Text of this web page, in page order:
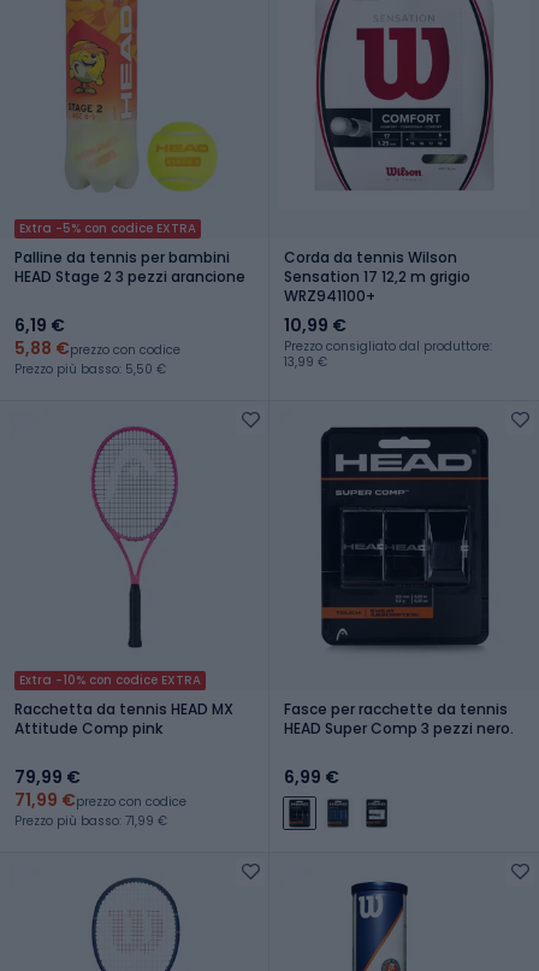
Extra -5% con codice EXTRA
Palline da tennis per bambini
HEAD Stage 2 3 pezzi arancione
6,19 €
5,88 €prezzo con codice
Prezzo più basso: 5,50 €
Corda da tennis Wilson
Sensation 17 12,2 m grigio
WRZ941100+
10,99 €
Prezzo consigliato dal produttore:
13,99 €
Extra -10% con codice EXTRA
Racchetta da tennis HEAD MX
Attitude Comp pink
79,99 €
71,99 €prezzo con codice
Prezzo più basso: 71,99 €
Fasce per racchette da tennis
HEAD Super Comp 3 pezzi nero.
6,99 €